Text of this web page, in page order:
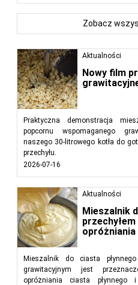
Aktualności
Nowy film
Praktyczna demonstracja
popcornu wspomaganego
naszego 30-litrowego kotła do
przechyłu.
2026-07-16
Aktualności
Mieszalnik
opróżniania
Mieszalnik do ciasta
grawitacyjnym jest
opróżniania ciasta płynnego
Zobacz